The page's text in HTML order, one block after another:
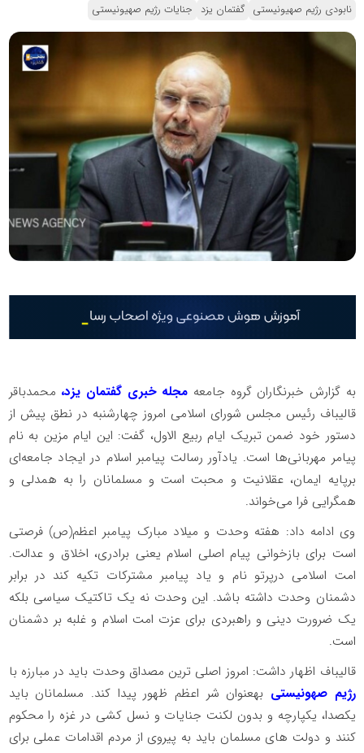
نابودی رژیم صهیونیستی گفتمان یزد جنایات رژیم صهیونیستی
به گزارش خبرنگاران گروه جامعه مجله خبری گفتمان یزد، محمدباقر
قالیباف رئیس مجلس شورای اسلامی امروز چهارشنبه در نطق پیش از
دستور خود ضمن تبریک ایام ربیع الاول، گفت: این ایام مزین به نام
پیامر مهربانی‌ها است. یادآور رسالت پیامبر اسلام در ایجاد جامعه‌ای
برپایه ایمان، عقلانیت و محبت است و مسلمانان را به همدلی و
همگرایی فرا می‌خواند.
وی ادامه داد: هفته وحدت و میلاد مبارک پیامبر اعظم(ص) فرصتی
است برای بازخوانی پیام اصلی اسلام یعنی برادری، اخلاق و عدالت.
امت اسلامی درپرتو نام و یاد پیامبر مشترکات تکیه کند در برابر
دشمنان وحدت داشته باشد. این وحدت نه یک تاکتیک سیاسی بلکه
یک ضرورت دینی و راهبردی برای عزت امت اسلام و غلبه بر دشمنان
است.
قالیباف اظهار داشت: امروز اصلی ترین مصداق وحدت باید در مبارزه با
رژیم صهونیستی بهعنوان شر اعظم ظهور پیدا کند. مسلمانان باید
یکصدا، یکپارچه و بدون لکنت جنایات و نسل کشی در غزه را محکوم
کنند و دولت های مسلمان باید به پیروی از مردم اقدامات عملی برای